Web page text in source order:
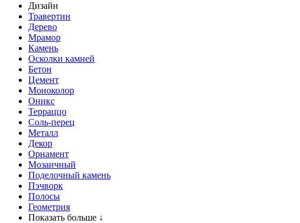
Дизайн
Травертин
Дерево
Мрамор
Камень
Осколки камней
Бетон
Цемент
Моноколор
Оникс
Терраццо
Соль-перец
Металл
Декор
Орнамент
Мозаичный
Поделочный камень
Пэчворк
Полосы
Геометрия
Показать больше ↓